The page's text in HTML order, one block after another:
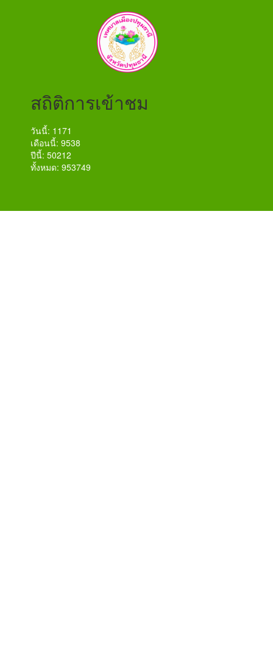
สถิติการเข้าชม
วันนี้: 1171
เดือนนี้: 9538
ปีนี้: 50212
ทั้งหมด: 953749